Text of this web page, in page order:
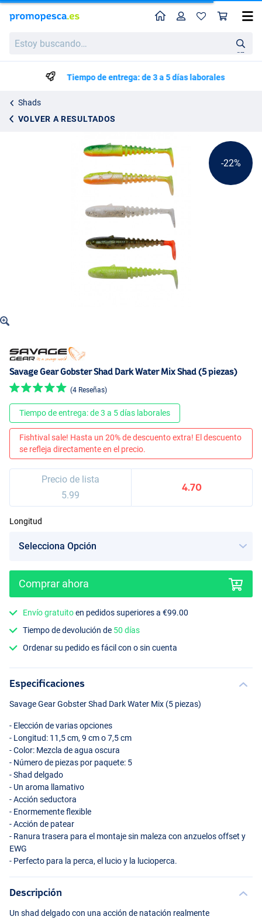
buscando…
en
Perfil
Tiempo de entrega: de 3 a 5 días laborales
Shads
VOLVER A RESULTADOS
Savage Gear Gobster Shad Dark Water Mix Shad (5 piezas)
5.99
-22%
Savage Gear Gobster Shad Dark Water Mix Shad (5 piezas)
(4 Reseñas)
Tiempo de entrega: de 3 a 5 días laborales
Fishtival sale! Hasta un 20% de descuento extra! El descuento
se refleja directamente en el precio.
Precio de lista
5.99
4.70
Longitud
Comprar ahora
Envío gratuitoen pedidos superiores a €99.00
Tiempo de devolución de 50 días
Ordenar su pedido es fácil con o sin cuenta
Especificaciones
Savage Gear Gobster Shad Dark Water Mix (5 piezas)
- Elección de varias opciones
- Longitud: 11,5 cm, 9 cm o 7,5 cm
- Color: Mezcla de agua oscura
- Número de piezas por paquete: 5
- Shad delgado
- Un aroma llamativo
- Acción seductora
- Enormemente flexible
- Acción de patear
- Ranura trasera para el montaje sin maleza con anzuelos offset y
EWG
- Perfecto para la perca, el lucio y la lucioperca.
Descripción
Un shad delgado con una acción de natación realmente